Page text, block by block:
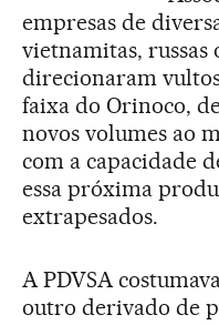
empresas de
vietnamitas, russas
direcionaram
faixa do Orinoco,
novos volumes ao
com a capacidade
essa próxima
extrapesados.
A PDVSA
outro derivado de